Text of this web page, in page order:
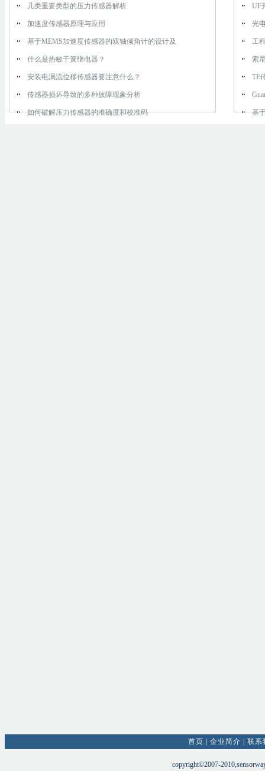
几类重要类型的压力传感器解析
加速度传感器原理与应用
基于MEMS加速度传感器的双轴倾角计的设计及
什么是热敏干簧继电器？
安装电涡流位移传感器要注意什么？
传感器损坏导致的多种故障现象分析
如何破解压力传感器的准确度和校准码
UF
光
工
索
TE
基
首页 企业简介 联系
copyright©2007-